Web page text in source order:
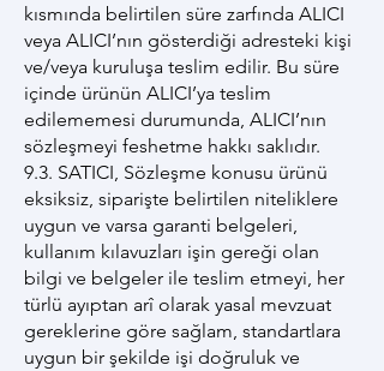
kısmında belirtilen süre zarfında ALICI
veya ALICI’nın gösterdiği adresteki kişi
ve/veya kuruluşa teslim edilir. Bu süre
içinde ürünün ALICI’ya teslim
edilememesi durumunda, ALICI’nın
sözleşmeyi feshetme hakkı saklıdır.
9.3. SATICI, Sözleşme konusu ürünü
eksiksiz, siparişte belirtilen niteliklere
uygun ve varsa garanti belgeleri,
kullanım kılavuzları işin gereği olan
bilgi ve belgeler ile teslim etmeyi, her
türlü ayıptan arî olarak yasal mevzuat
gereklerine göre sağlam, standartlara
uygun bir şekilde işi doğruluk ve